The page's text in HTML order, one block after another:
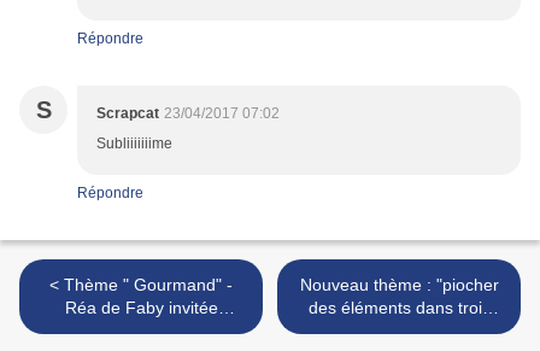
Répondre
S Scrapcat 23/04/2017 07:02
Subliiiiiiime
Répondre
< Thème " Gourmand" -
Réa de Faby invitée
créative
Nouveau thème : "piocher
des éléments dans trois
pages" >